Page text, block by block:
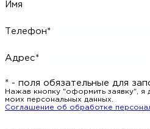
Имя
Телефон*
Адрес*
* - поля обязательные для
Нажав кнопку "оформить заявку", я
моих персональных данных.
Соглашение об обработке